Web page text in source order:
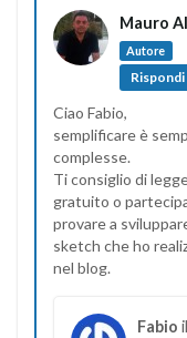
Mauro
Autore
Rispondi
Ciao Fabio,
semplificare è
complesse.
Ti consiglio di
gratuito o
provare a
sketch che ho
nel blog.
Fabio il